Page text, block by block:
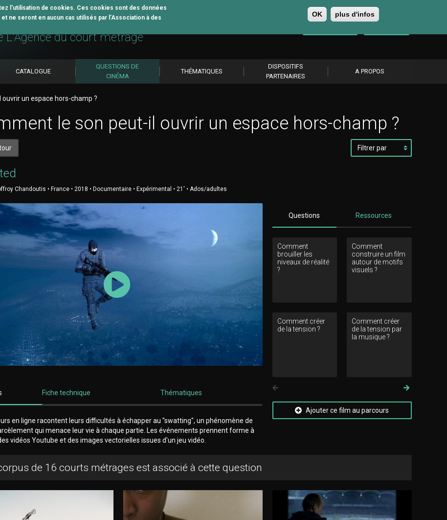
l'utilisation de cookies. Ces cookies sont des données
ne seront en aucun cas utilisés par l’Association à des
OK plus d'infos
pédagogique
L'Agence du court métrage
CATALOGUE
QUESTIONS DE
CINÉMA
THÉMATIQUES
DISPOSITIFS
PARTENAIRES
A PROPOS
un espace hors-champ ?
le son peut-il ouvrir un espace hors-champ ?
par
Chandoutis • France • 2018 • Documentaire • Expérimental • 21' • Ados/adultes
Fiche technique Thématiques
en ligne racontent leurs difficultés à échapper au "swatting", un phénomène de
qui menace leur vie à chaque partie. Les événements prennent forme à
vidéos Youtube et des images vectorielles issues d'un jeu vidéo.
Questions Ressources
Comment
brouiller les
niveaux de réalité
?
Comment
construire un film
autour de motifs
visuels ?
Comment créer
de la tension ?
Comment créer
de la tension par
la musique ?
Suivant
Ajouter ce film au parcours
de 16 courts métrages est associé à cette question